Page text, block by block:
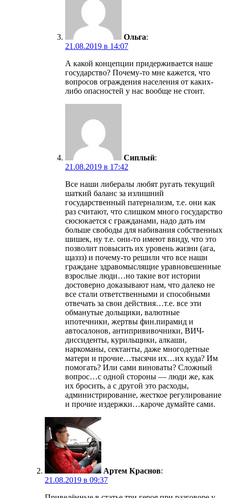
Ольга:
21.08.2019 в 14:07
А какой концепции придерживается наше
государство? Почему-то мне кажется, что
вопросов ограждения населения от каких-
либо опасностей у нас вообще не стоит.
Сиплый:
21.08.2019 в 17:42
Все наши либералы любят ругать текущий
шаткий баланс за излишний
государственный патернализм, т.е. они как
раз считают, что слишком много государство
сюсюкается с гражданами, надо дать им
больше свободы для набивания собственных
шишек, ну т.е. они-то имеют ввиду, что это
позволит повысить их уровень жизни (ага,
щаззз) и почему-то решили что все наши
граждане здравомыслящие уравновешенные
взрослые люди…но такие вот истории
достоверно доказывают нам, что далеко не
все стали ответственными и способными
отвечать за свои действия…т.е. все эти
обманутые дольщики, валютные
ипотечники, жертвы фин.пирамид и
автосалонов, антипрививочники, ВИЧ-
диссиденты, курильщики, алкаши,
наркоманы, сектанты, даже многодетные
матери и прочие…тысячи их…их куда? Им
помогать? Или сами виноваты? Сложный
вопрос…с одной стороны — люди же, как
их бросить, а с другой это расходы,
администрирование, жесткое регулирование
и прочие издержки…кароче думайте сами.
Артем Краснов:
21.08.2019 в 09:37